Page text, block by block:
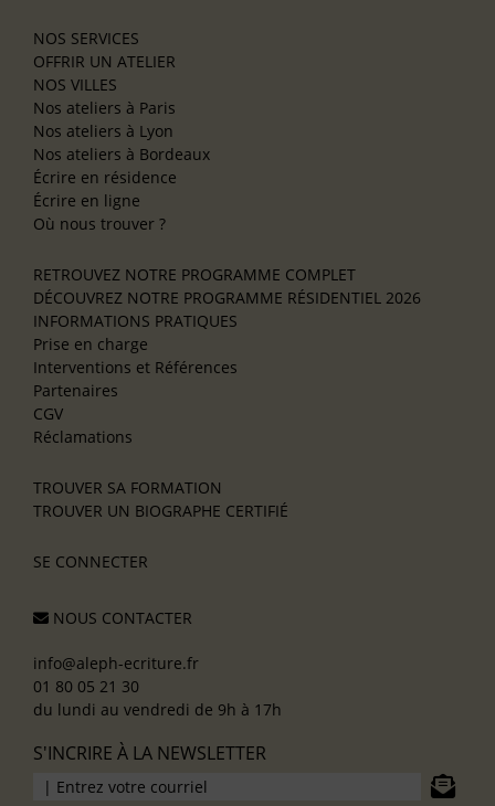
NOS SERVICES
OFFRIR UN ATELIER
NOS VILLES
Nos ateliers à Paris
Nos ateliers à Lyon
Nos ateliers à Bordeaux
Écrire en résidence
Écrire en ligne
Où nous trouver ?
RETROUVEZ NOTRE PROGRAMME COMPLET
DÉCOUVREZ NOTRE PROGRAMME RÉSIDENTIEL 2026
INFORMATIONS PRATIQUES
Prise en charge
Interventions et Références
Partenaires
CGV
Réclamations
TROUVER SA FORMATION
TROUVER UN BIOGRAPHE CERTIFIÉ
SE CONNECTER
NOUS CONTACTER
info@aleph-ecriture.fr
01 80 05 21 30
du lundi au vendredi de 9h à 17h
S'INCRIRE À LA NEWSLETTER